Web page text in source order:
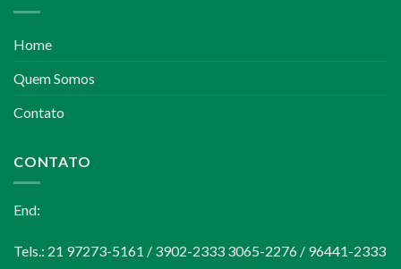
Home
Quem Somos
Contato
CONTATO
End:
Tels.: 21 97273-5161 / 3902-2333 3065-2276 / 96441-2333